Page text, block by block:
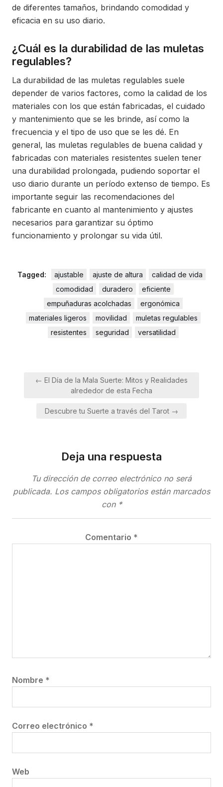
de diferentes tamaños, brindando comodidad y
eficacia en su uso diario.
¿Cuál es la durabilidad de las muletas
regulables?
La durabilidad de las muletas regulables suele
depender de varios factores, como la calidad de los
materiales con los que están fabricadas, el cuidado
y mantenimiento que se les brinde, así como la
frecuencia y el tipo de uso que se les dé. En
general, las muletas regulables de buena calidad y
fabricadas con materiales resistentes suelen tener
una durabilidad prolongada, pudiendo soportar el
uso diario durante un período extenso de tiempo. Es
importante seguir las recomendaciones del
fabricante en cuanto al mantenimiento y ajustes
necesarios para garantizar su óptimo
funcionamiento y prolongar su vida útil.
Tagged: ajustable ajuste de altura
calidad de vida
comodidad
duradero
eficiente
empuñaduras acolchadas
ergonómica
materiales ligeros
movilidad
muletas regulables
resistentes
seguridad versatilidad
Navegación
← El Día de la Mala Suerte: Mitos y Realidades
alrededor de esta Fecha
Descubre tu Suerte a través del Tarot →
Deja una respuesta
Tu dirección de correo electrónico no será
publicada. Los campos obligatorios están marcados
con *
Comentario *
Nombre *
Correo electrónico *
Web